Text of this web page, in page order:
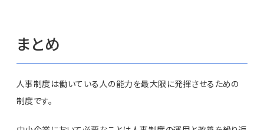
まとめ
人事制度は働いている人の能力を最大限に発揮させるための
制度です。